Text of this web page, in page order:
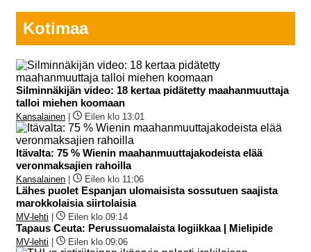
Kotimaa
Silminnäkijän video: 18 kertaa pidätetty maahanmuuttaja
talloi miehen koomaan
Kansalainen Eilen klo 13:01
Itävalta: 75 % Wienin maahanmuuttajakodeista elää
veronmaksajien rahoilla
Kansalainen Eilen klo 11:06
Lähes puolet Espanjan ulomaisista sossutuen saajista
marokkolaisia siirtolaisia
MV-lehti Eilen klo 09:14
Tapaus Ceuta: Perussuomalaista logiikkaa | Mielipide
MV-lehti Eilen klo 09:06